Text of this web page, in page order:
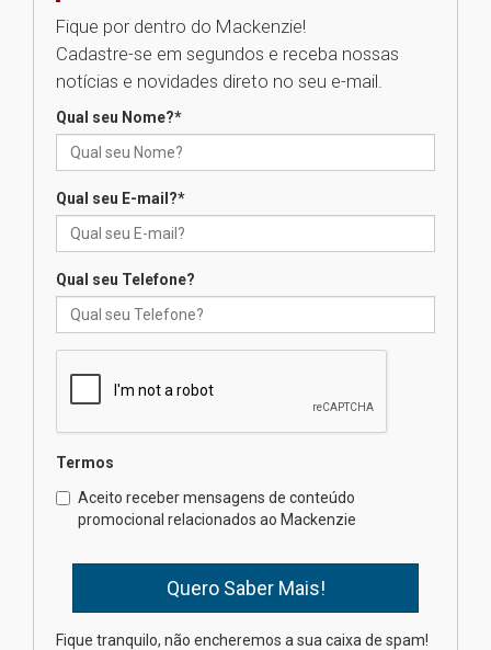
na educação dos filhos além da
escola
04.08.2026
docentes para debater
Professora do Mackenzie é
finalista do Prêmio Jabuti com
04.08.2026
internacionais
03.08.2026
Oncologista do HUEM ressalta
importância da prevenção e
diagnóstico precoce do câncer
de pulmão
Fique por dentro do Mackenzie!
Cadastre-se em segundos e receba nossas
notícias e novidades direto no seu e-mail.
Qual seu Nome?*
Qual seu E-mail?*
Qual seu Telefone?
Termos
Aceito receber mensagens de conteúdo
promocional relacionados ao Mackenzie
Fique tranquilo, não encheremos a sua caixa de spam!